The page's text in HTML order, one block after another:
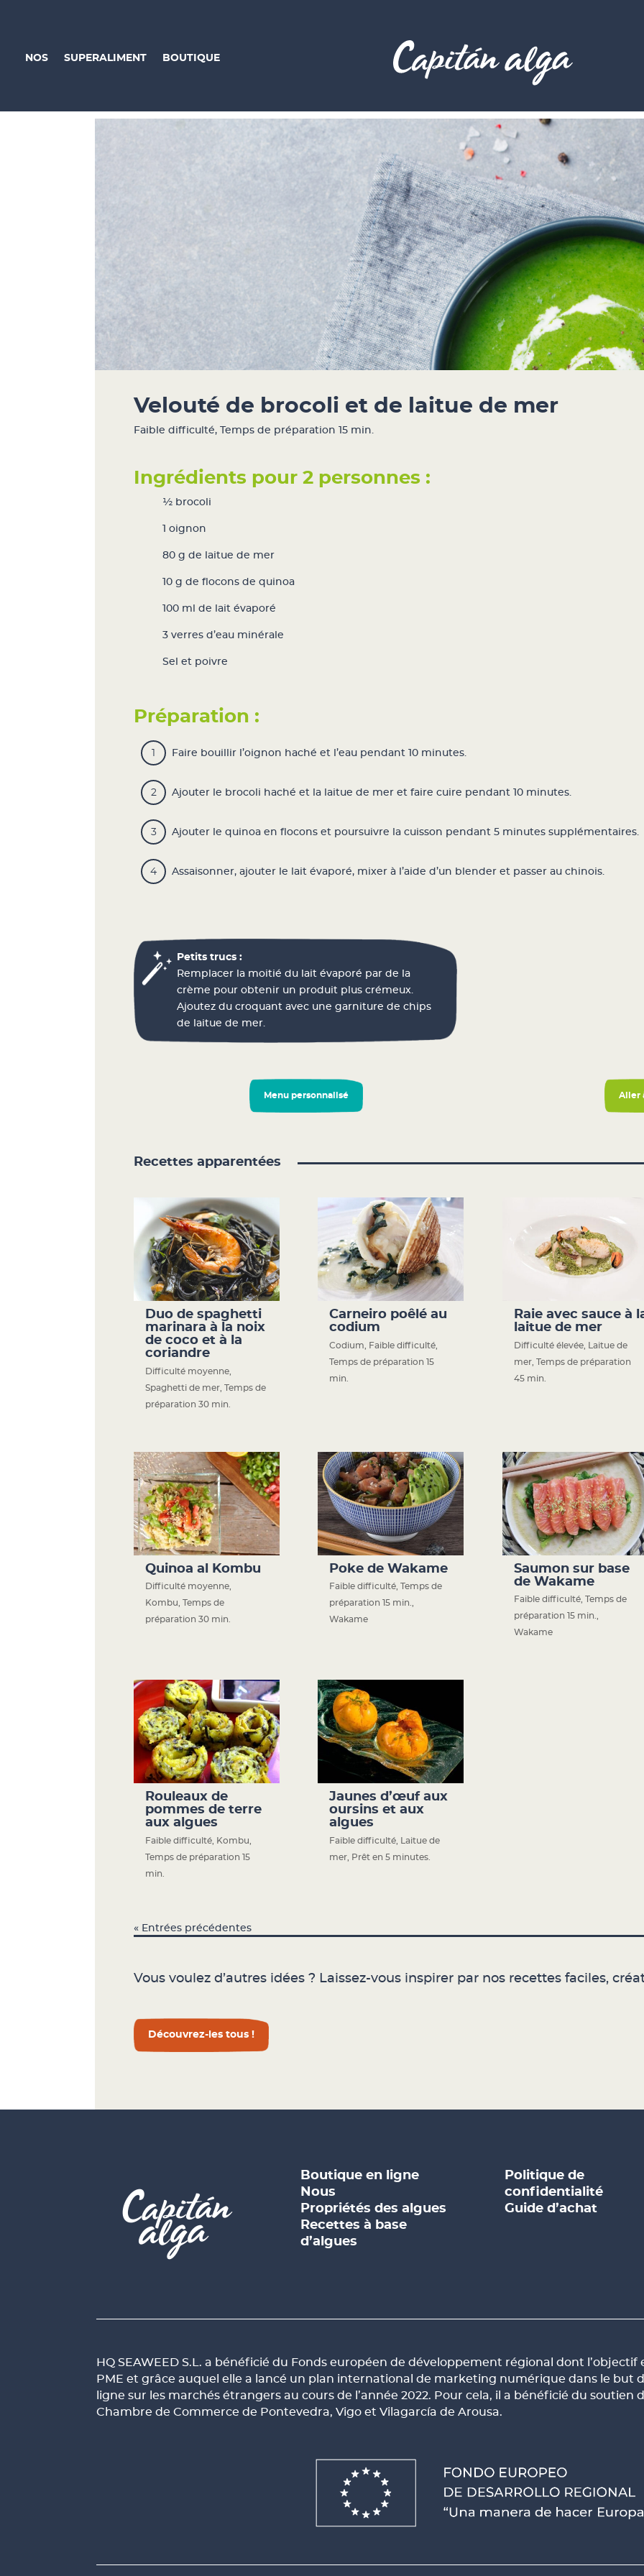
NOS SUPERALIMENT BOUTIQUE
Velouté de brocoli et de laitue de mer
Faible difficulté, Temps de préparation 15 min.
Ingrédients pour 2 personnes :
½ brocoli
1 oignon
80 g de laitue de mer
10 g de flocons de quinoa
100 ml de lait évaporé
3 verres d’eau minérale
Sel et poivre
Préparation :
Faire bouillir l’oignon haché et l’eau pendant 10 minutes.
Ajouter le brocoli haché et la laitue de mer et faire cuire pendant 10 minutes.
Ajouter le quinoa en flocons et poursuivre la cuisson pendant 5 minutes supplémentaires.
Assaisonner, ajouter le lait évaporé, mixer à l’aide d’un blender et passer au chinois.
Petits trucs :
Remplacer la moitié du lait évaporé par de la
crème pour obtenir un produit plus crémeux.
Ajoutez du croquant avec une garniture de chips
de laitue de mer.
Menu personnalisé Aller
Recettes apparentées
Duo de spaghetti
marinara à la noix
de coco et à la
coriandre
Difficulté moyenne
Spaghetti de mer Temps de
préparation 30 min.
Carneiro poêlé au
codium
Codium Faible difficulté
Temps de préparation 15
min.
Raie avec sauce à
laitue de mer
Difficulté élevée,
Laitue de
mer, Temps de préparation
45 min.
Quinoa al Kombu
Difficulté moyenne,
Kombu,
Temps de
préparation 30 min.
Poke de Wakame
Faible difficulté,
Temps de
préparation 15 min.,
Wakame
Saumon sur base
de Wakame
Faible difficulté,
Temps de
préparation 15 min.,
Wakame
Rouleaux de
pommes de terre
aux algues
Faible difficulté Kombu
Temps de préparation 15
min.
Jaunes d’œuf aux
oursins et aux
algues
Faible difficulté
Laitue de
mer
Prêt en 5 minutes.
« Entrées précédentes
Vous voulez d’autres idées ? Laissez-vous inspirer par nos recettes faciles,
Découvrez-les tous !
Boutique en ligne
Nous
Propriétés des algues
Recettes à base
d’algues
Politique de
confidentialité
Guide d’achat
HQ SEAWEED S.L. a bénéficié du Fonds européen de développement régional dont
PME et grâce auquel elle a lancé un plan international de marketing numérique dans le but
ligne sur les marchés étrangers au cours de l’année 2022. Pour cela, il a bénéficié du soutien
Chambre de Commerce de Pontevedra, Vigo et Vilagarcía de Arousa.